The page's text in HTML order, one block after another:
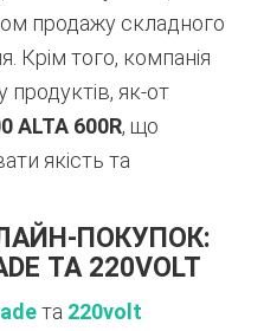
продажу складного
Крім того, компанія
продуктів, як-от
ALTA 600R, що
якість та
ПОКУПОК:
ТА 220VOLT
та 220volt